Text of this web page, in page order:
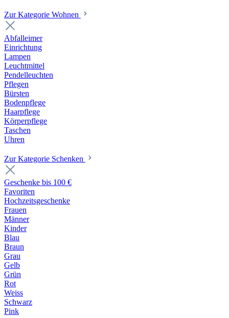
Zur Kategorie Wohnen
Abfalleimer
Einrichtung
Lampen
Leuchtmittel
Pendelleuchten
Pflegen
Bürsten
Bodenpflege
Haarpflege
Körperpflege
Taschen
Uhren
Zur Kategorie Schenken
Geschenke bis 100 €
Favoriten
Hochzeitsgeschenke
Frauen
Männer
Kinder
Blau
Braun
Grau
Gelb
Grün
Rot
Weiss
Schwarz
Pink